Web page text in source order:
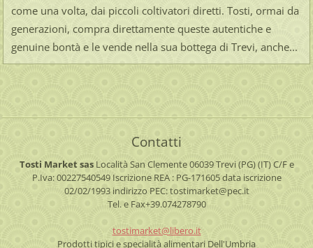
come una volta, dai piccoli coltivatori diretti. Tosti, ormai da
generazioni, compra direttamente queste autentiche e
genuine bontà e le vende nella sua bottega di Trevi, anche...
Contatti
Tosti Market sas Località San Clemente06039 Trevi (PG) (IT)C/F e
P.Iva: 00227540549Iscrizione REA : PG-171605data iscrizione
02/02/1993indirizzo PEC: tostimarket@pec.it
Tel. e Fax+39.074278790
tostimarket@libero.it
Prodotti tipici e specialità alimentari Dell'Umbria